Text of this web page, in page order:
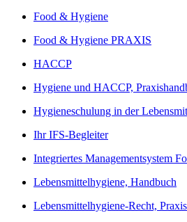
Food & Hygiene
Food & Hygiene PRAXIS
HACCP
Hygiene und HACCP,
Hygieneschulung in der
Ihr IFS-Begleiter
Integriertes Managementsystem
Lebensmittelhygiene, Handbuch
Lebensmittelhygiene-Recht,